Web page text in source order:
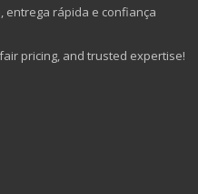
entrega rápida e confiança
pricing, and trusted expertise!